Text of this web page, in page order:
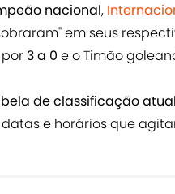
nacional,
em seus
3 a 0 e o Timão
de classificação
e horários que